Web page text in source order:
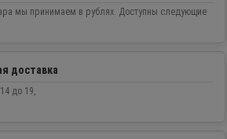
мы принимаем в рублях. Доступны следующие
доставка
до 19,